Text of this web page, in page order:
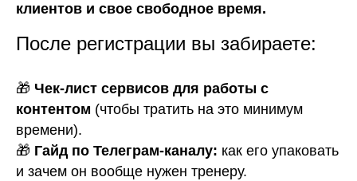
клиентов и свое свободное время.
После регистрации вы забираете:
🎁 Чек-лист сервисов для работы с
контентом (чтобы тратить на это минимум
времени).
🎁 Гайд по Телеграм-каналу: как его упаковать
и зачем он вообще нужен тренеру.
Провел более 100 семинаров в таких фитнес-